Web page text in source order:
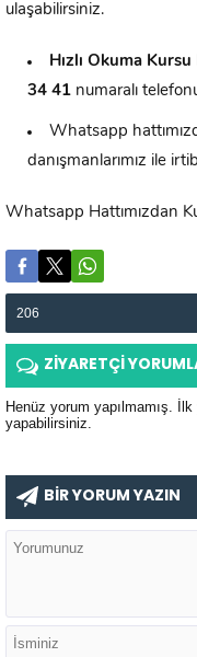
ulaşabilirsiniz.
Hızlı Okuma Kursu
34 41 numaralı
Whatsapp
danışmanlarımız ile
Whatsapp Hattımızdan
206
ZİYARETÇİ
Henüz yorum yapılmamış.
yapabilirsiniz.
BİR YORUM YAZIN